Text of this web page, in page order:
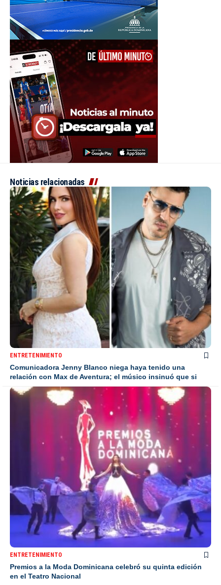
Noticias relacionadas
ENTRETENIMIENTO
Comunicadora Jenny Blanco niega haya tenido una
relación con Max de Aventura; el músico insinuó que si
ENTRETENIMIENTO
Premios a la Moda Dominicana celebró su quinta edición
en el Teatro Nacional